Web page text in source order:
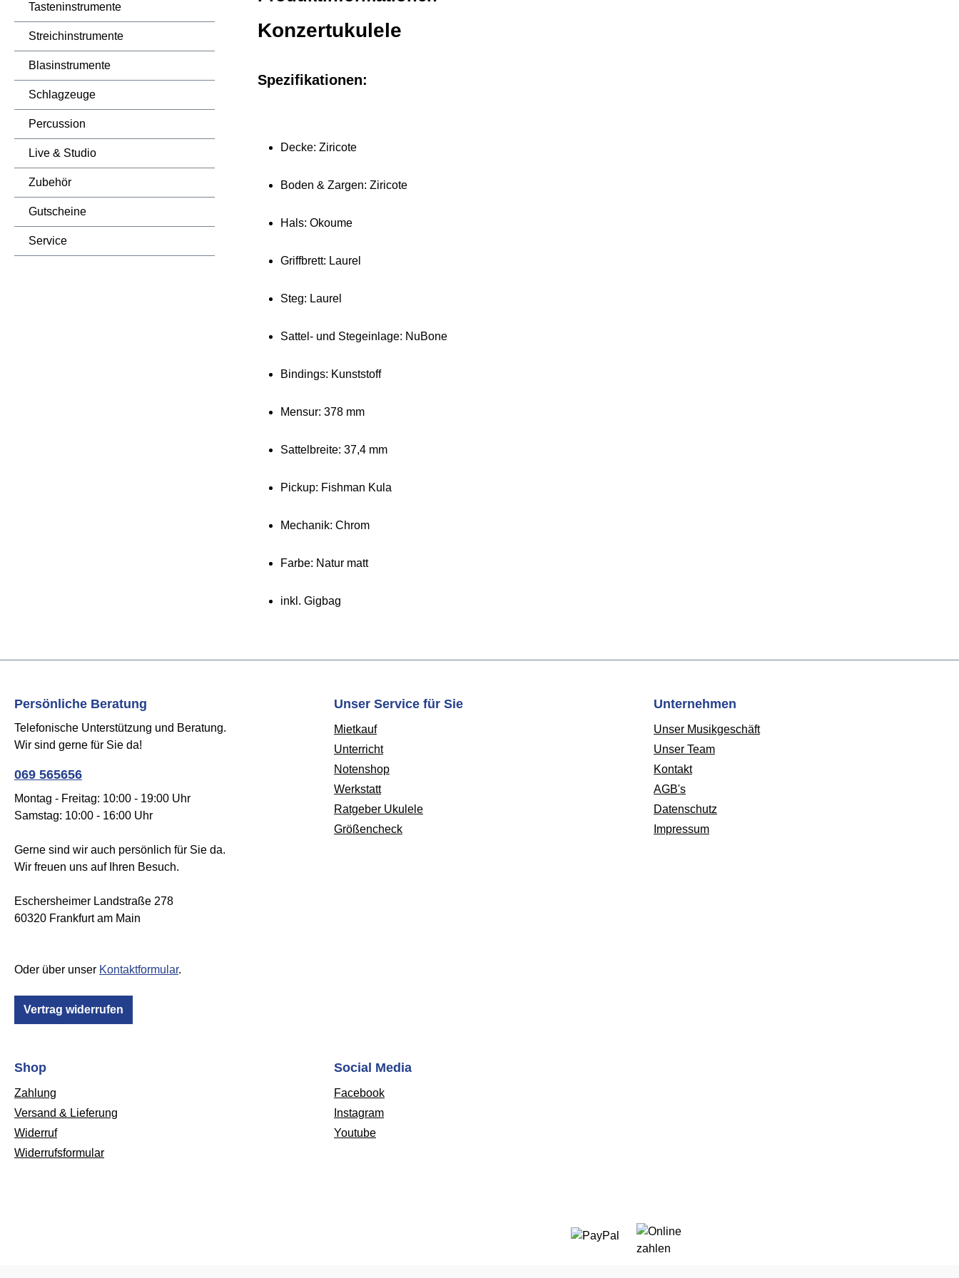
Tasteninstrumente
Streichinstrumente
Blasinstrumente
Schlagzeuge
Percussion
Live & Studio
Zubehör
Gutscheine
Service
Konzertukulele
Spezifikationen:
Decke: Ziricote
Boden & Zargen: Ziricote
Hals: Okoume
Griffbrett: Laurel
Steg: Laurel
Sattel- und Stegeinlage: NuBone
Bindings: Kunststoff
Mensur: 378 mm
Sattelbreite: 37,4 mm
Pickup: Fishman Kula
Mechanik: Chrom
Farbe: Natur matt
inkl. Gigbag
Persönliche Beratung
Telefonische Unterstützung und Beratung.
Wir sind gerne für Sie da!
069 565656
Montag - Freitag: 10:00 - 19:00 Uhr
Samstag: 10:00 - 16:00 Uhr
Gerne sind wir auch persönlich für Sie da.
Wir freuen uns auf Ihren Besuch.
Eschersheimer Landstraße 278
60320 Frankfurt am Main
Oder über unser Kontaktformular.
Vertrag widerrufen
Unser Service für Sie
Mietkauf
Unterricht
Notenshop
Werkstatt
Ratgeber Ukulele
Größencheck
Unternehmen
Unser Musikgeschäft
Unser Team
Kontakt
AGB's
Datenschutz
Impressum
Shop
Zahlung
Versand & Lieferung
Widerruf
Widerrufsformular
Social Media
Facebook
Instagram
Youtube